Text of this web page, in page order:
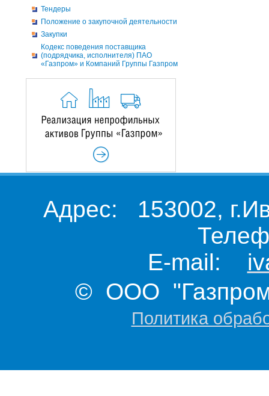
Тендеры
Положение о закупочной деятельности
Закупки
Кодекс поведения поставщика
(подрядчика, исполнителя) ПАО
«Газпром» и Компаний Группы Газпром
Адрес: 153002,
E-mail:
© ООО "Газпром
Политика